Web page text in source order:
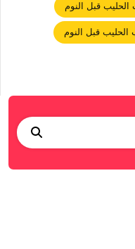
قبل النوم
قبل النوم